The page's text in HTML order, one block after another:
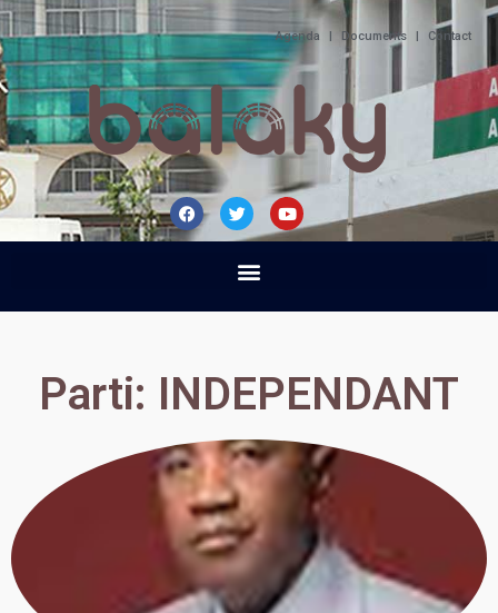
Agenda | Documents | Contact
Parti: INDEPENDANT